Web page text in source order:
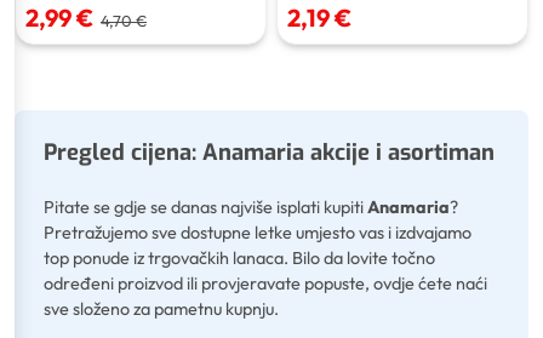
2,99 € 4,70 € 2,19 €
Pregled cijena: Anamaria akcije i asortiman
Pitate se gdje se danas najviše isplati kupitiAnamaria?
Pretražujemo sve dostupne letke umjesto vas i izdvajamo
top ponude iz trgovačkih lanaca. Bilo da lovite točno
određeni proizvod ili provjeravate popuste, ovdje ćete naći
sve složeno za pametnu kupnju.